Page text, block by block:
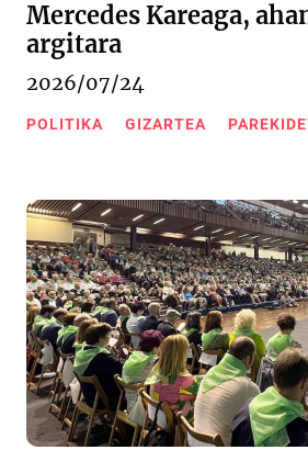
Mercedes Kareaga,
argitara
2026/07/24
POLITIKA GIZARTEA